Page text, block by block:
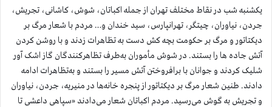
یکشنبه شب در نقاط مختلف تهران از جمله اکباتان، شوش، کاشانی، تجریش،
جردن، نیاوران، چیتگر، تهرانپارس، سید خندان و… مردم با شعار مرگ بر
دیکتاتور و مرگ بر حکومت بچه کش دست به تظاهرات زدند و با روشن کردن
آتش جاده ها را بستند. در شوش مأموران به‌طرف تظاهرکنندگان گاز اشک آور
شلیک کردند و جوانان با برافروختن آتش مسیر را بستند و به‌تظاهرات ادامه
دادند. طنین شعار مرگ بر دیکتاتور از پنجره خانه‌ها در منیریه، جردن، نياوران
و تجریش به ‌گوش می‌رسید. مردم اکباتان شعار می‌دادند «سپاهی داعشی تا